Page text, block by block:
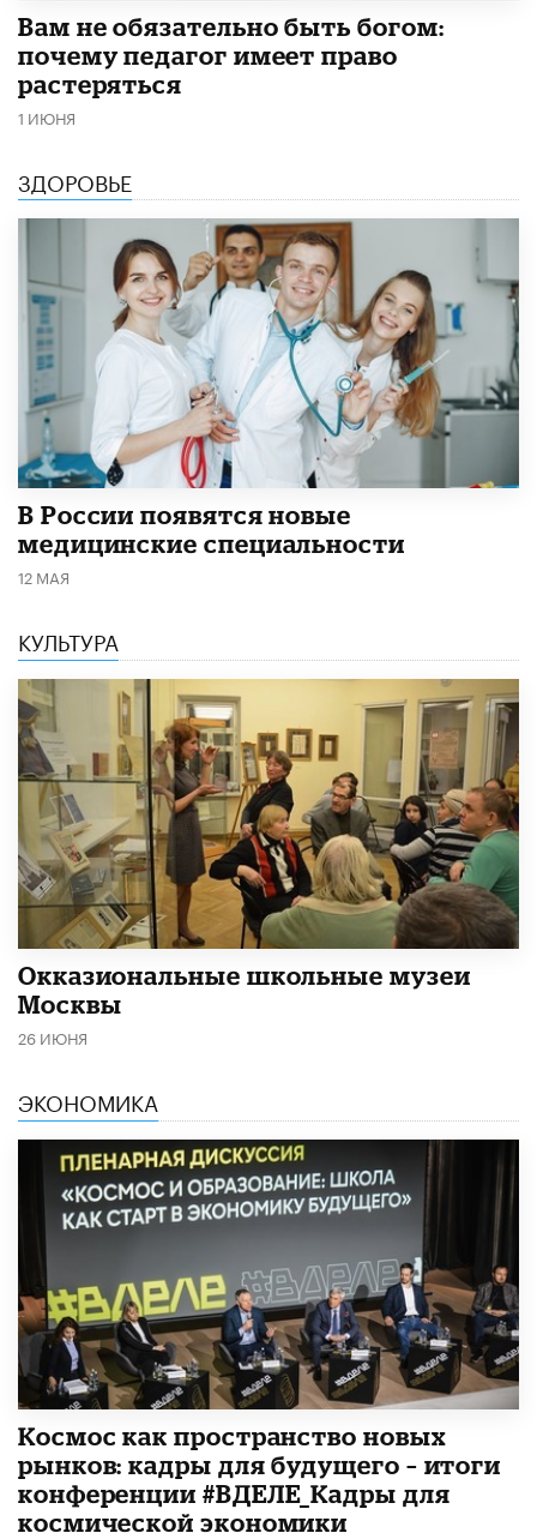
​Вам не обязательно быть богом:
почему педагог имеет право
растеряться
1 ИЮНЯ
ЗДОРОВЬЕ
В России появятся новые
медицинские специальности
12 МАЯ
КУЛЬТУРА
​Окказиональные школьные музеи
Москвы
26 ИЮНЯ
ЭКОНОМИКА
Космос как пространство новых
рынков: кадры для будущего – итоги
конференции #ВДЕЛЕ_Кадры для
космической экономики